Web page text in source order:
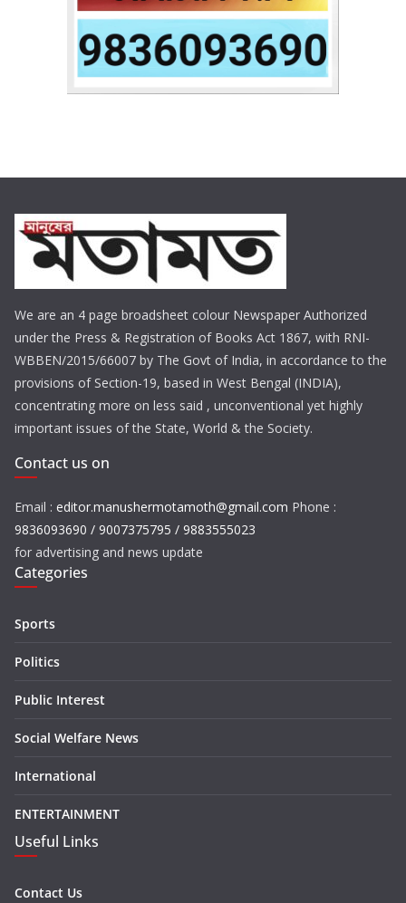
We are an 4 page broadsheet colour Newspaper Authorized
under the Press & Registration of Books Act 1867, with RNI-
WBBEN/2015/66007 by The Govt of India, in accordance to the
provisions of Section-19, based in West Bengal (INDIA),
concentrating more on less said , unconventional yet highly
important issues of the State, World & the Society.
Contact us on
Email : editor.manushermotamoth@gmail.com Phone :
9836093690 / 9007375795 / 9883555023
for advertising and news update
Categories
Sports
Politics
Public Interest
Social Welfare News
International
ENTERTAINMENT
Useful Links
Contact Us